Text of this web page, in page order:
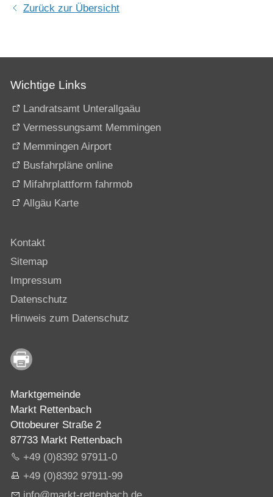
Zurück zur Übersicht
Wichtige Links
Landratsamt Unterallgaäu
Vermessungsamt Memmingen
Memmingen Airport
Busfahrpläne online
Mifahrplattform fahrmob
Allgäu Karte
Kontakt
Sitemap
Impressum
Datenschutz
Hinweis zum Datenschutz
Marktgemeinde
Markt Rettenbach
Ottobeurer Straße 2
87733 Markt Rettenbach
+49 (0)8392 97911-0
+49 (0)8392 97911-99
nf
m rkt-r tt nb ch d